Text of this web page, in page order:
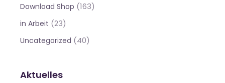
Download Shop (163)
in Arbeit (23)
Uncategorized (40)
Aktuelles